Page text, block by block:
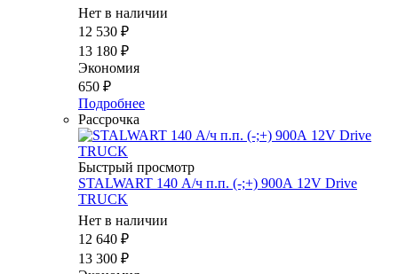
Нет в наличии
12 530 ₽
13 180 ₽
Экономия
650 ₽
Подробнее
Рассрочка
Быстрый просмотр
STALWART 140 А/ч п.п. (-;+) 900А 12V Drive
TRUCK
Нет в наличии
12 640 ₽
13 300 ₽